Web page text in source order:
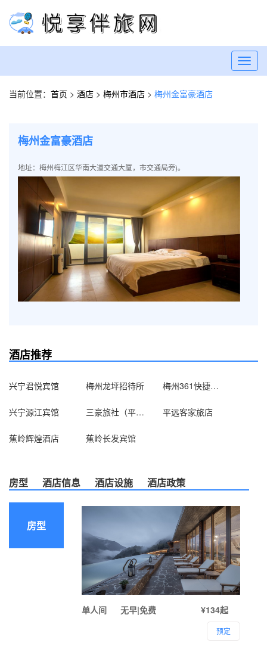
当前位置： 首页 > 酒店 > 梅州市酒店 > 梅州金富豪酒店
梅州金富豪酒店
地址：梅州梅江区华南大道交通大厦，市交通局旁)。
酒店推荐
兴宁君悦宾馆 梅州龙坪招待所 梅州361快捷酒店
兴宁源江宾馆 三豪旅社（平远国道店） 平远客家旅店
蕉岭辉煌酒店 蕉岭长发宾馆
房型 酒店信息 酒店设施 酒店政策
房型
单人间 ¥134起
无早|免费
预定